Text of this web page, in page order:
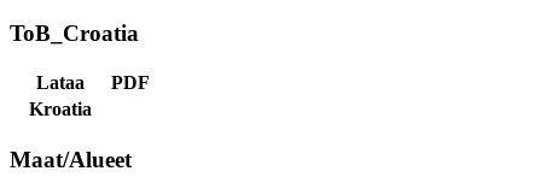
ToB_Croatia
Lataa
PDF
Kroatia
Maat/Alueet